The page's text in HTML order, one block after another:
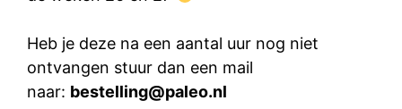
Heb je deze na een aantal uur nog niet
ontvangen stuur dan een mail
naar: bestelling@paleo.nl